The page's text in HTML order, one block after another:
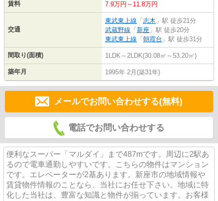
賃料 7.9万円～11.8万円
交通
東武東上線 「 志木 」駅 徒歩21分
武蔵野線 「 新座 」駅 徒歩20分
東武東上線 「 朝霞台 」駅 徒歩31分
間取り(面積) 1LDK～2LDK(30.08㎡～53.20㎡)
築年月 1995年 2月(築31年)
メールでお問い合わせする(無料)
電話でお問い合わせする
便利なスーパー「マルダイ」まで487mです。周辺に2駅あ
るので電車通勤しやすいです。こちらの物件はマンション
です。エレベーターが2基あります。新座市の地域情報や
賃貸物件情報のことなら、当社にお任せ下さい。地域に特
化した当社は、豊富な知識と物件が揃っています。お客様